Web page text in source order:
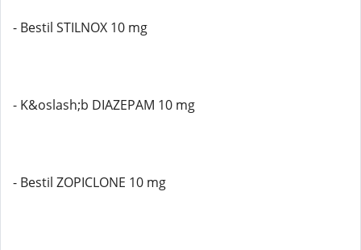
- Bestil STILNOX 10 mg
- K&oslash;b DIAZEPAM 10 mg
- Bestil ZOPICLONE 10 mg